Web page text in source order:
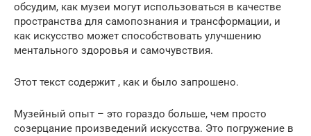
обсудим, как музеи могут использоваться в качестве
пространства для самопознания и трансформации, и
как искусство может способствовать улучшению
ментального здоровья и самочувствия.
Этот текст содержит , как и было запрошено.
Музейный опыт – это гораздо больше, чем просто
созерцание произведений искусства. Это погружение в